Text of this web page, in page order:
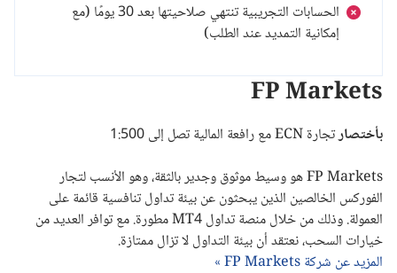
الحسابات التجريبية تنتهي صلاحيتها بعد 30 يومًا (مع
إمكانية التمديد عند الطلب)
FP Markets
بأختصارتجارة ECN مع رافعة المالية تصل إلى 1:500
FP Marketsهو وسيط موثوق وجدير بالثقة، وهو الأنسب لتجار
الفوركس الخالصين الذين يبحثون عن بيئة تداول تنافسية قائمة على
العمولة. وذلك من خلال منصة تداولMT4مطورة. مع توافر العديد من
خيارات السحب، نعتقد أن بيئة التداول لا تزال ممتازة.
المزيد عن شركة FP Markets »